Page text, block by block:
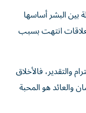
البشر أساسها
انتهت بسبب
والتقدير، فالأخلاق
والعائد هو المحبة